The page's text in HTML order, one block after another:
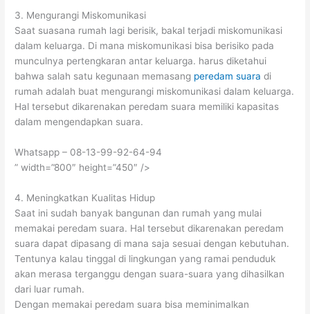
3. Mengurangi Miskomunikasi
Saat suasana rumah lagi berisik, bakal terjadi miskomunikasi
dalam keluarga. Di mana miskomunikasi bisa berisiko pada
munculnya pertengkaran antar keluarga. harus diketahui
bahwa salah satu kegunaan memasang peredam suara di
rumah adalah buat mengurangi miskomunikasi dalam keluarga.
Hal tersebut dikarenakan peredam suara memiliki kapasitas
dalam mengendapkan suara.
Whatsapp – 08-13-99-92-64-94
” width=”800″ height=”450″ />
4. Meningkatkan Kualitas Hidup
Saat ini sudah banyak bangunan dan rumah yang mulai
memakai peredam suara. Hal tersebut dikarenakan peredam
suara dapat dipasang di mana saja sesuai dengan kebutuhan.
Tentunya kalau tinggal di lingkungan yang ramai penduduk
akan merasa terganggu dengan suara-suara yang dihasilkan
dari luar rumah.
Dengan memakai peredam suara bisa meminimalkan